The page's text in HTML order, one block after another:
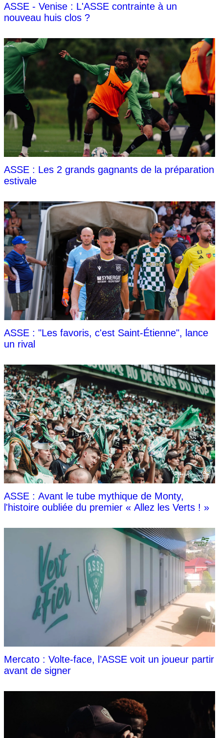
ASSE - Venise : L'ASSE contrainte à un
nouveau huis clos ?
ASSE : Les 2 grands gagnants de la préparation
estivale
ASSE : "Les favoris, c'est Saint-Étienne", lance
un rival
ASSE : Avant le tube mythique de Monty,
l'histoire oubliée du premier « Allez les Verts ! »
Mercato : Volte-face, l’ASSE voit un joueur partir
avant de signer